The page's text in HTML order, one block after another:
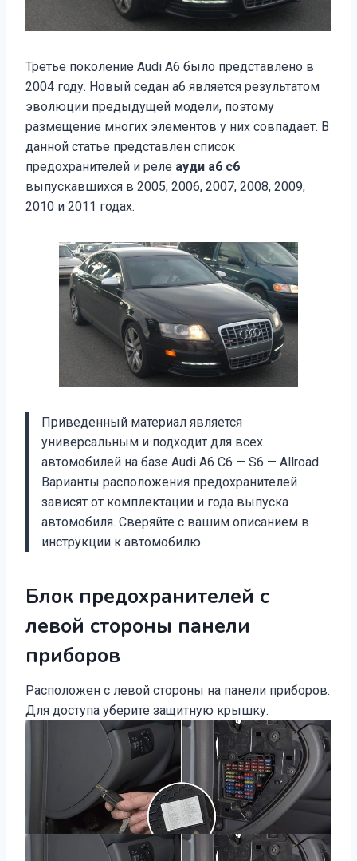
Третье поколение Audi А6 было представлено в
2004 году. Новый седан a6 является результатом
эволюции предыдущей модели, поэтому
размещение многих элементов у них совпадает. В
данной статье представлен список
предохранителей и реле ауди а6 с6
выпускавшихся в 2005, 2006, 2007, 2008, 2009,
2010 и 2011 годах.
Приведенный материал является
универсальным и подходит для всех
автомобилей на базе Audi A6 C6 — S6 — Allroad.
Варианты расположения предохранителей
зависят от комплектации и года выпуска
автомобиля. Сверяйте с вашим описанием в
инструкции к автомобилю.
Блок предохранителей с
левой стороны панели
приборов
Расположен с левой стороны на панели приборов.
Для доступа уберите защитную крышку.